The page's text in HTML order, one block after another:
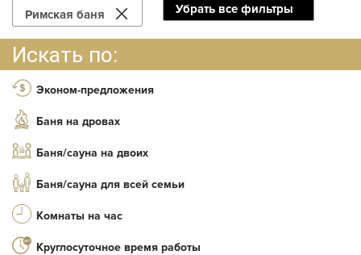
Римская баня Убрать все фильтры
Искать по:
Эконом-предложения
Баня на дровах
Баня/сауна на двоих
Баня/сауна для всей семьи
Комнаты на час
Круглосуточное время работы